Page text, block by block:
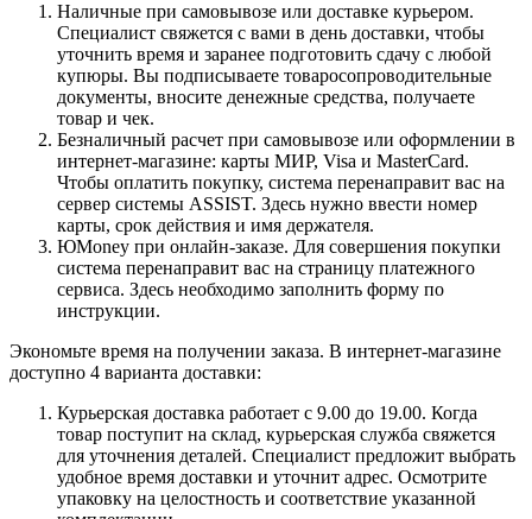
Наличные при самовывозе или доставке курьером.
Специалист свяжется с вами в день доставки, чтобы
уточнить время и заранее подготовить сдачу с любой
купюры. Вы подписываете товаросопроводительные
документы, вносите денежные средства, получаете
товар и чек.
Безналичный расчет при самовывозе или оформлении в
интернет-магазине: карты МИР, Visa и MasterCard.
Чтобы оплатить покупку, система перенаправит вас на
сервер системы ASSIST. Здесь нужно ввести номер
карты, срок действия и имя держателя.
ЮMoney при онлайн-заказе. Для совершения покупки
система перенаправит вас на страницу платежного
сервиса. Здесь необходимо заполнить форму по
инструкции.
Экономьте время на получении заказа. В интернет-магазине
доступно 4 варианта доставки:
Курьерская доставка работает с 9.00 до 19.00. Когда
товар поступит на склад, курьерская служба свяжется
для уточнения деталей. Специалист предложит выбрать
удобное время доставки и уточнит адрес. Осмотрите
упаковку на целостность и соответствие указанной